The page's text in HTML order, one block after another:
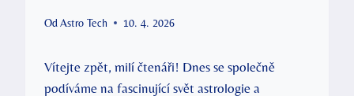
Od Astro Tech 10. 4. 2026
Vítejte zpět, milí čtenáři! Dnes se společně
podíváme na fascinující svět astrologie a